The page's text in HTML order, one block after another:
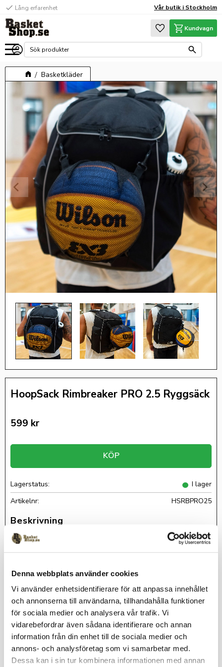
Denna webbplats använder cookies
Vi använder enhetsidentifierare för att anpassa innehållet
och annonserna till användarna, tillhandahålla funktioner
för sociala medier och analysera vår trafik. Vi
vidarebefordrar även sådana identifierare och annan
information från din enhet till de sociala medier och
annons- och analysföretag som vi samarbetar med.
Dessa kan i sin tur kombinera informationen med annan
Meny
check Lång erfarenhet Vår butik i Stockholm
Favoriter
Kundvagn
Basketkläder
HoopSack Rimbreaker PRO 2.5 Ryggsäck
599 kr
KÖP
Lagerstatus
I lager
Artikelnr
HSRBPRO25
En av Sveriges mest sålda basketryggsäckar!Rymlig och
praktisk basketryggsäck med löstagbart bollnät. Tack vare sin
praktisk info nedan.
-Löstagbart bollnät (som kan förvaras i en av fickorna när man
inte använder det).
-Två stora sidofickor, varav en med dragkedja.
-Stor öppning för enkel packning och åtkomst.
-Skönt vadderade bärremmar.
-Reflexband på sidor, lock och bärremmar för 360 graders
synlighet.